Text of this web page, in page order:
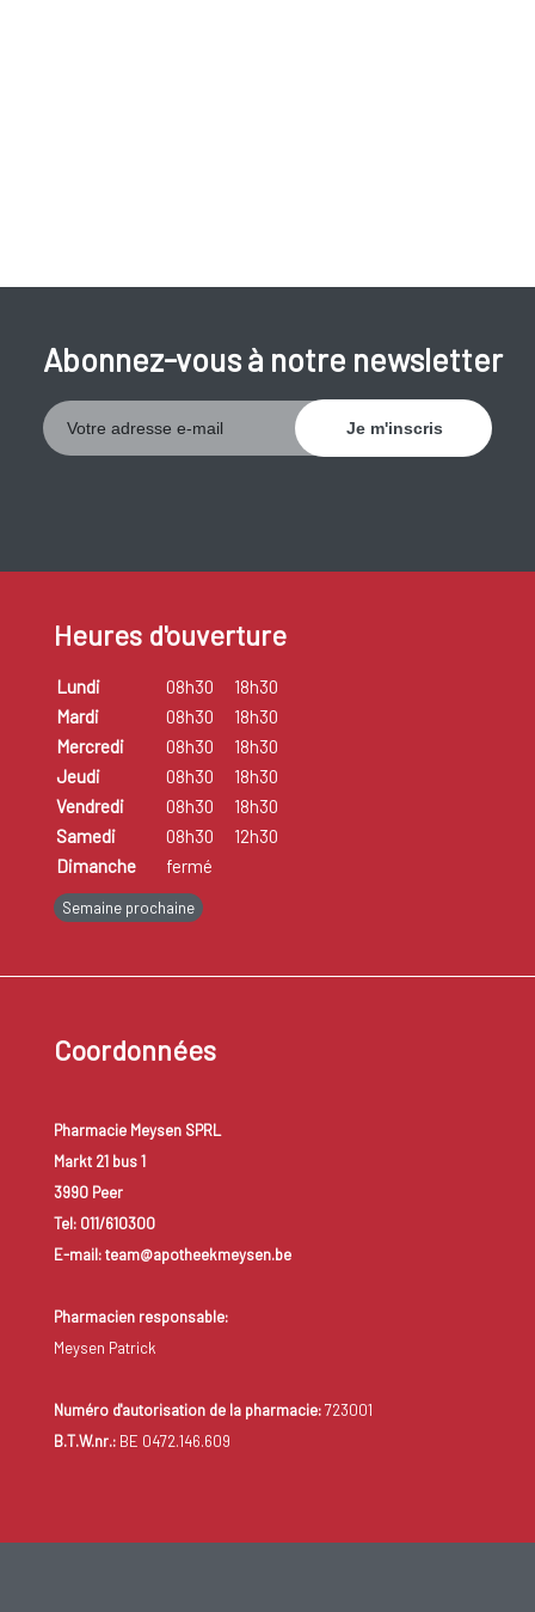
Abonnez-vous à notre newsletter
Heures d'ouverture
Lundi 08h30
18h30
Mardi
08h30
18h30
Mercredi
08h30
18h30
Jeudi
08h30
18h30
Vendredi
08h30
18h30
Samedi
08h30
12h30
Dimanche
fermé
Semaine prochaine
Coordonnées
Pharmacie Meysen SPRL
Markt 21 bus 1
3990 Peer
Tel: 011/610300
E-mail: team@apotheekmeysen.be
Pharmacien responsable:
Meysen Patrick
Numéro d'autorisation de la pharmacie:723001
B.T.W.nr.:BE 0472.146.609